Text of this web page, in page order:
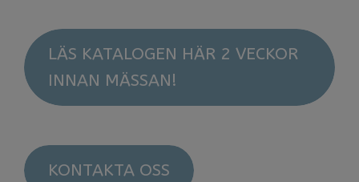
LÄS KATALOGEN HÄR 2 VECKOR
INNAN MÄSSAN!
KONTAKTA OSS